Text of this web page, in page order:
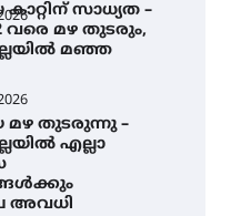
സാധ്യത –
വരെ മഴ തുടരും,
മഞ്ഞ
തുടരുന്നു –
എല്ലാ
അവധി